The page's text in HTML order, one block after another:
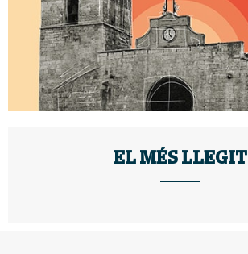
EL MÉS LLEGIT